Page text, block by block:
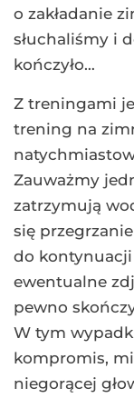
o zakładanie
słuchaliśmy i
kończyło…
Z treningami
trening na
Zauważmy
zatrzymują
się
do
ewentualne
pewno
W tym
kompromis,
niegorącej